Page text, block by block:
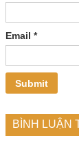
Email *
BÌNH LUẬN